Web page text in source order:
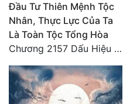
Đầu Tư Thiên Mệnh Tộc
Nhân, Thực Lực Của Ta
Là Toàn Tộc Tổng Hòa
Chương 2157 Dấu Hiệu Đại Kiếp